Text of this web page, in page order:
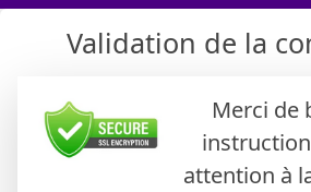
Validation de la
Merci de
attention à